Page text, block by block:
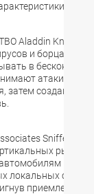
Aladdin
и борцам с
в
атаки,
затем создаются
Sniffer
в
локальных сетей
приемлемых